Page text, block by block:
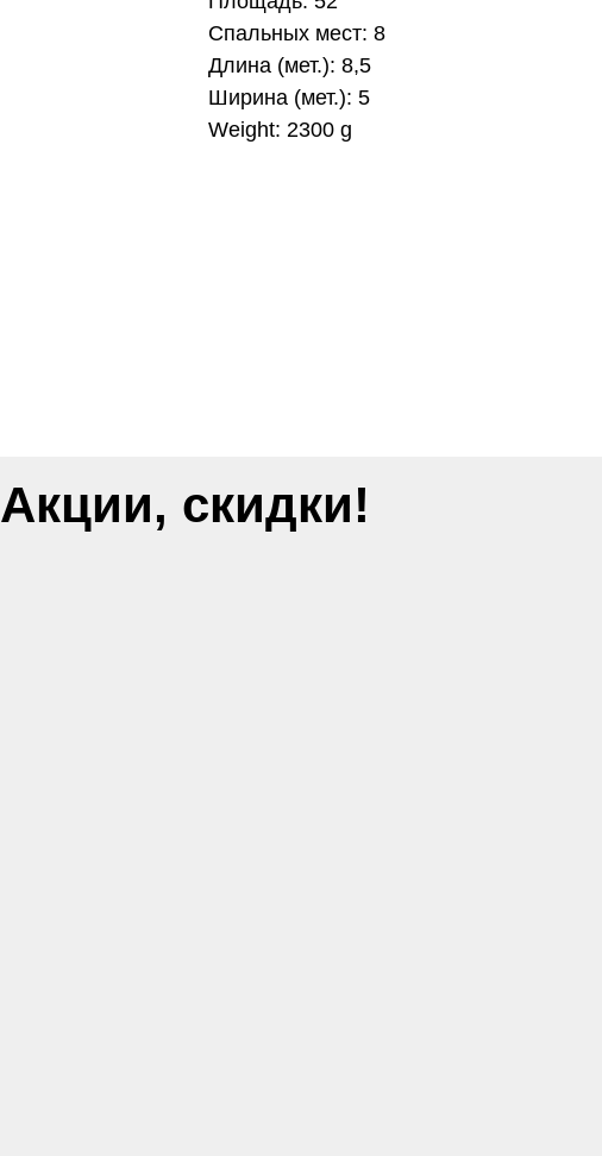
Спальных мест: 8
Длина (мет.): 8,5
Ширина (мет.): 5
Weight: 2300 g
Акции, скидки!